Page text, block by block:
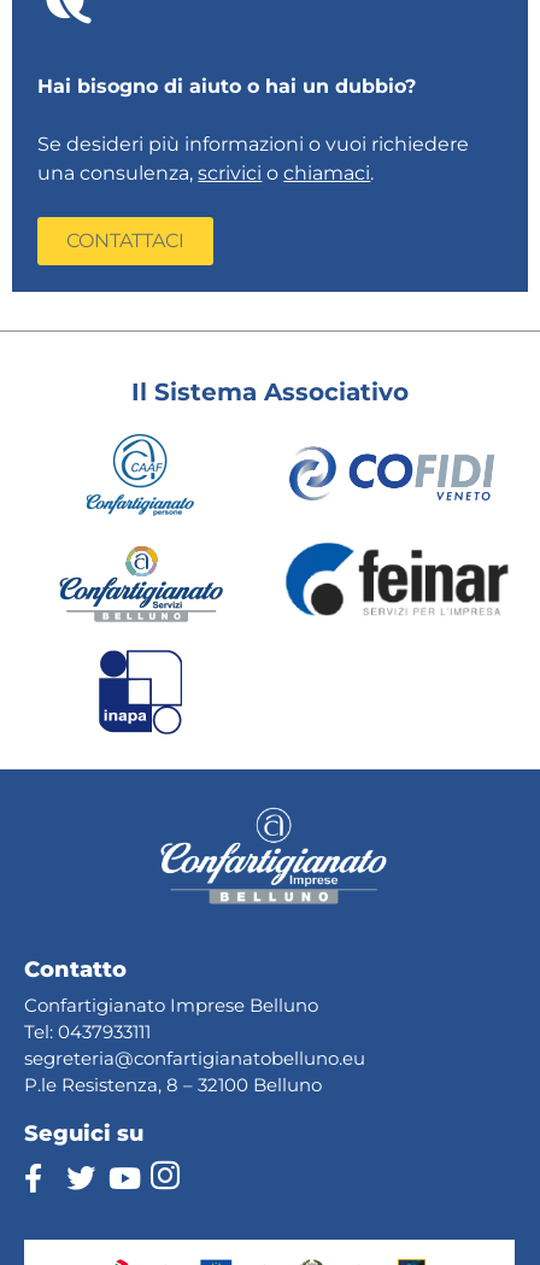
Hai bisogno di aiuto o hai un dubbio?
Se desideri più informazioni o vuoi richiedere
una consulenza,scrivici ochiamaci.
CONTATTACI
Il Sistema Associativo
Contatto
Confartigianato Imprese Belluno
Tel: 0437933111
segreteria@confartigianatobelluno.eu
P.le Resistenza, 8 – 32100 Belluno
Seguici su